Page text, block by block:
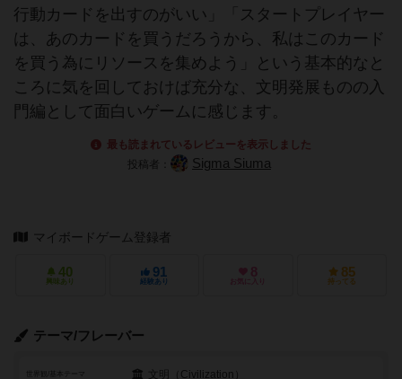
行動カードを出すのがいい」「スタートプレイヤー
は、あのカードを買うだろうから、私はこのカード
を買う為にリソースを集めよう」という基本的なと
ころに気を回しておけば充分な、文明発展ものの入
門編として面白いゲームに感じます。
最も読まれているレビューを表示しました
投稿者：
Sigma Siuma
マイボードゲーム登録者
40
興味あり
91
経験あり
8
お気に入り
85
持ってる
テーマ/フレーバー
世界観/基本テーマ 文明（Civilization）